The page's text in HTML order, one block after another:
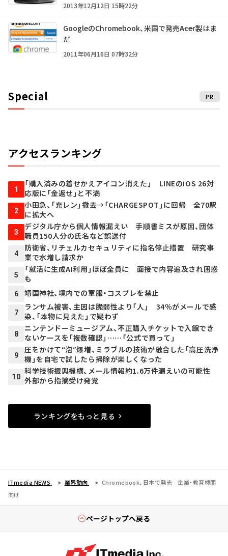
2013年12月12日 15時22分
GoogleのChromebook、米国で発売――Acer製はま
だ
2011年06月16日 07時32分
Special PR
アクセスランキング
1
「購入済みの着せかえアイコン消えた」 LINEのiOS 26対
応版に「金返せ」と不満
2
小田急、「充レン」撤去→「CHARGESPOT」に回帰 全70駅
に拡大へ
3
デジタル庁から個人情報漏えい 手順書ミスが原因、団体
職員150人分の氏名など誤送付
4
防衛省、リチェルカセキュリティに指名停止措置 研究事
業で水増し請求か
5
「就活に生成AI利用」ほぼ全員に 面接で内容追及され困惑
も
6 靖国神社、境内での軍服・コスプレを禁止
7
ランサム被害、主因は脆弱性より「人」 34％がメールで感
染、「本物に見えた」で疑わず
8
ニンテンドーミュージアム、不正購入チケットで入館でき
ないケースを「複数確認」……「公式で買って」
9
圧をかけて“泡”爆増、ミラブルの技術が融合した「高圧洗浄
機」を自宅で試したら掃除が楽しくなった
10
科学技術振興機構、メール情報約1.6万件漏えいの可能性
外部から指摘受け発覚
ランキングをもっと見る
ITmedia NEWS 業界動向
Chromebook、日本で発売 企業・教育機関
向け
ページトップへ戻る